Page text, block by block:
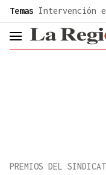
common.go-to-content
Temas Intervención
header.menu.open
PREMIOS DEL